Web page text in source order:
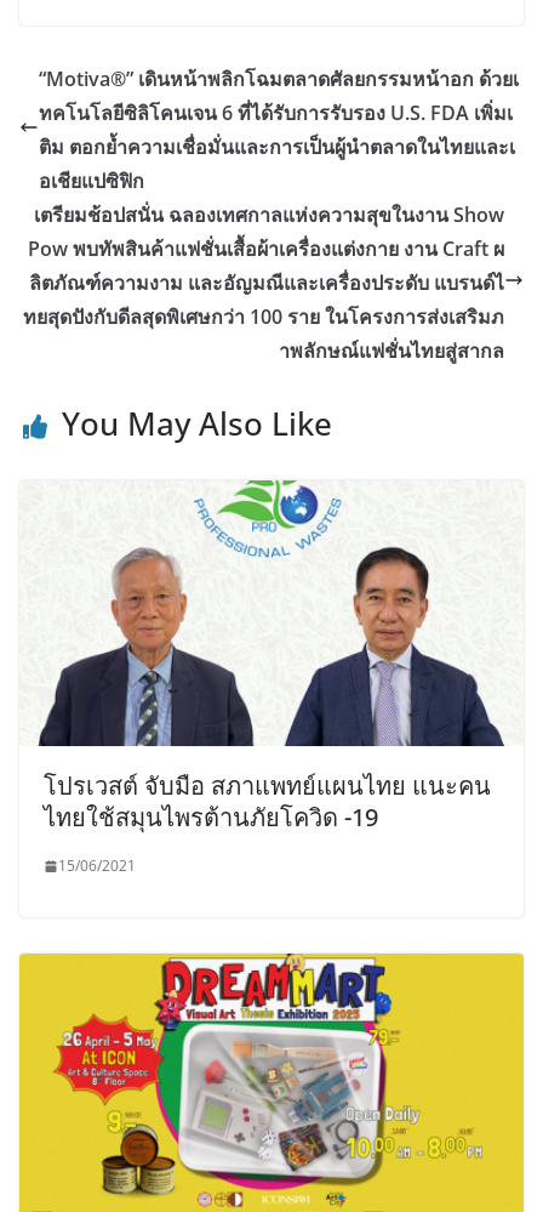
“Motiva®” เดินหน้าพลิกโฉมตลาดศัลยกรรมหน้าอก ด้วยเ
ทคโนโลยีซิลิโคนเจน 6 ที่ได้รับการรับรอง U.S. FDA เพิ่มเ
ติม ตอกย้ำความเชื่อมั่นและการเป็นผู้นำตลาดในไทยและเ
อเชียแปซิฟิก
เตรียมช้อปสนั่น ฉลองเทศกาลแห่งความสุขในงาน Show
Pow พบทัพสินค้าแฟชั่นเสื้อผ้าเครื่องแต่งกาย งาน Craft ผ
ลิตภัณฑ์ความงาม และอัญมณีและเครื่องประดับ แบรนด์ไ
ทยสุดปังกับดีลสุดพิเศษกว่า 100 ราย ในโครงการส่งเสริมภ
าพลักษณ์แฟชั่นไทยสู่สากล
You May Also Like
โปรเวสต์ จับมือ สภาแพทย์แผนไทย แนะคน
ไทยใช้สมุนไพรต้านภัยโควิด -19
15/06/2021